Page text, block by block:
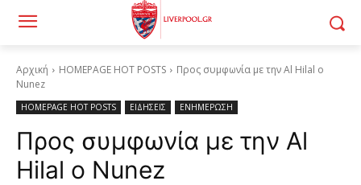
Αρχική HOMEPAGE HOT POSTS
Προς συμφωνία με την Al Hilal ο
Nunez
HOMEPAGE HOT POSTS ΕΙΔΗΣΕΙΣ ΕΝΗΜΕΡΩΣΗ
Προς συμφωνία με την Al
Hilal ο Nunez